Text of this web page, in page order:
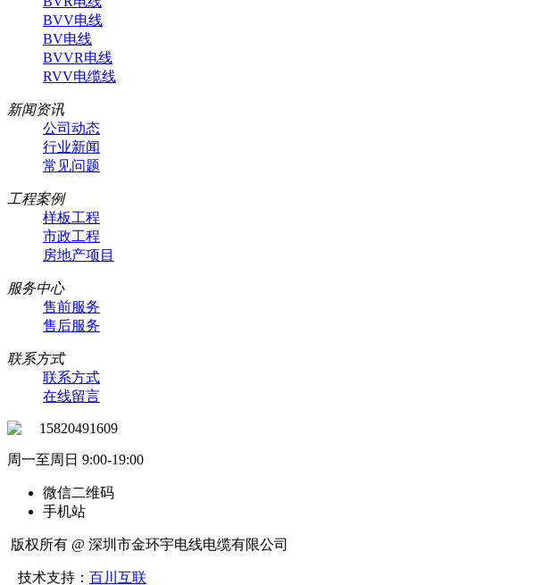
BVV电线
BV电线
BVVR电线
RVV电缆线
新闻资讯
公司动态
行业新闻
常见问题
工程案例
样板工程
市政工程
房地产项目
服务中心
售前服务
售后服务
联系方式
联系方式
在线留言
15820491609
周一至周日 9:00-19:00
微信二维码
手机站
版权所有 @ 深圳市金环宇电线电缆有限公司
技术支持： 百川互联